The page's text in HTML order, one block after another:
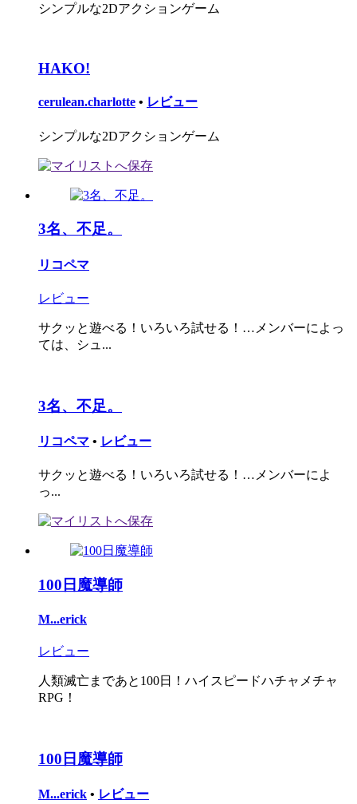
シンプルな2Dアクションゲーム
HAKO!
cerulean.charlotte • レビュー
シンプルな2Dアクションゲーム
3名、不足。
リコペマ
レビュー
サクッと遊べる！いろいろ試せる！…メンバーによっ
ては、シュ...
3名、不足。
リコペマ • レビュー
サクッと遊べる！いろいろ試せる！…メンバーによ
っ...
100日魔導師
M...erick
レビュー
人類滅亡まであと100日！ハイスピードハチャメチャ
RPG！
100日魔導師
M...erick • レビュー